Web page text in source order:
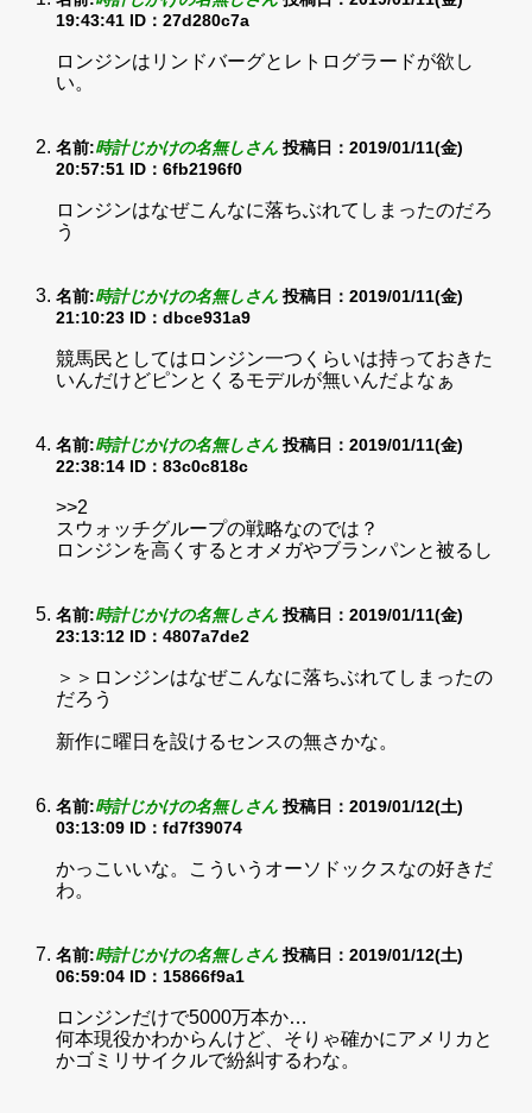
19:43:41 ID：27d280c7a
ロンジンはリンドバーグとレトログラードが欲し
い。
名前:時計じかけの名無しさん 投稿日：2019/01/11(金)
20:57:51 ID：6fb2196f0
ロンジンはなぜこんなに落ちぶれてしまったのだろ
う
名前:時計じかけの名無しさん 投稿日：2019/01/11(金)
21:10:23 ID：dbce931a9
競馬民としてはロンジン一つくらいは持っておきた
いんだけどピンとくるモデルが無いんだよなぁ
名前:時計じかけの名無しさん 投稿日：2019/01/11(金)
22:38:14 ID：83c0c818c
>>2
スウォッチグループの戦略なのでは？
ロンジンを高くするとオメガやブランパンと被るし
名前:時計じかけの名無しさん 投稿日：2019/01/11(金)
23:13:12 ID：4807a7de2
＞＞ロンジンはなぜこんなに落ちぶれてしまったの
だろう
新作に曜日を設けるセンスの無さかな。
名前:時計じかけの名無しさん 投稿日：2019/01/12(土)
03:13:09 ID：fd7f39074
かっこいいな。こういうオーソドックスなの好きだ
わ。
名前:時計じかけの名無しさん 投稿日：2019/01/12(土)
06:59:04 ID：15866f9a1
ロンジンだけで5000万本か…
何本現役かわからんけど、そりゃ確かにアメリカと
かゴミリサイクルで紛糾するわな。